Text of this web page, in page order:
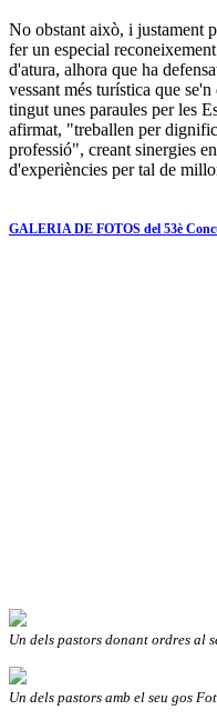
No obstant això, i justament
fer un especial
d'atura, alhora que ha
vessant més turística que
tingut unes paraules per les
afirmat, "treballen per
professió", creant sinergies
d'experiències per tal de
GALERIA DE FOTOS del 53è
Un dels pastors donant ordres al
Un dels pastors amb el seu gos